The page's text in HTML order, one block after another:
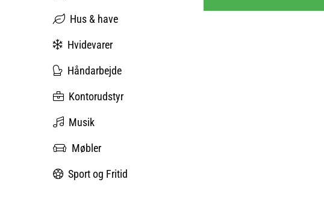
Hus & have
Hvidevarer
Håndarbejde
Kontorudstyr
Musik
Møbler
Sport og Fritid